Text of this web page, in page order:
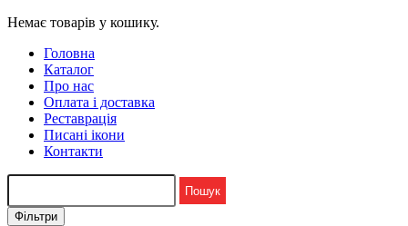
Немає товарів у кошику.
Головна
Каталог
Про нас
Оплата і доставка
Реставрація
Писані ікони
Контакти
Фільтри